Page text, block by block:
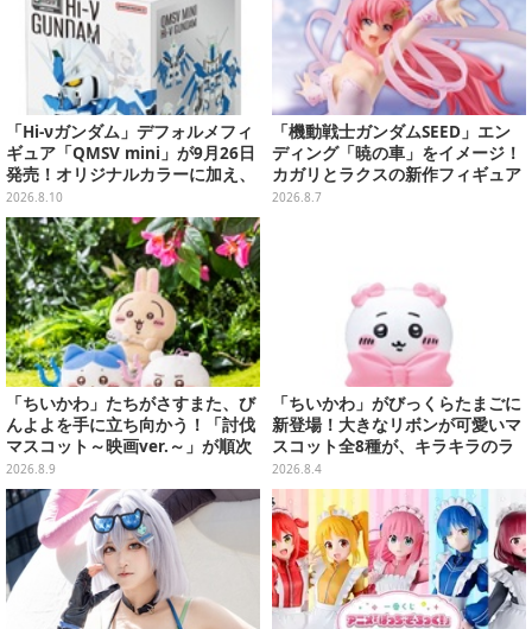
「Hi-νガンダム」デフォルメフィ
ギュア「QMSV mini」が9月26日
発売！オリジナルカラーに加え、
デザイン違い"Alternative Ve
r."など全8種
2026.8.10
「機動戦士ガンダムSEED」エン
ディング「暁の車」をイメージ！
カガリとラクスの新作フィギュア
がプライズに
2026.8.7
「ちいかわ」たちがさすまた、び
んよよを手に立ち向かう！「討伐
マスコット～映画ver.～」が順次
展開
2026.8.9
「ちいかわ」がびっくらたまごに
新登場！大きなリボンが可愛いマ
スコット全8種が、キラキラのラ
メ入り入浴剤から飛び出す
2026.8.4